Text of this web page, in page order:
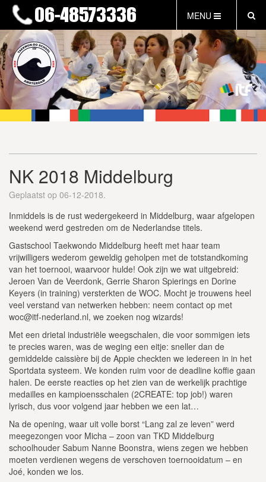
MENU
HOME
NIEUWS
LESTIJDEN & TARIEVEN
INFORMATIE
WAT IS TAEKWON-DO?
FAQ
INLOG LEDEN
EVENEMENTEN
NK 2018 Middelburg
Geplaatst op 06-12-2018.
Inmiddels is de rust wedergekeerd in Middelburg, waar afgelopen
weekend werd gestreden om de Nederlandse titels.
Gastschool Taekwondo Middelburg heeft met haar team
vrijwilligers wederom geweldig geholpen met de totstandkoming
van het toernooi, waarvoor hulde! Ook zijn we wat uitgebreid:
Jeroen Van de Veerdonk, Gerrie Sharon Spierings en Dorine
Keyers (in training) versterkten de WOC. Mocht je trouwens heel
veel verstand van netwerken hebben: neem contact op met
woc@itf-nederland.nl, we zoeken nog wizards!
Met een drietal industriële weegschalen, die voor sommigen iets
te precies waren, was de weging een eitje: sneller dan de
gemiddelde caissière bij de Appie checkten we iedereen in in het
Sportdata systeem. We konden ruim voor de deadline koffie gaan
halen. De eerste reacties op het zien van de werkelijk prachtige
medailles en kampioensschalen (2CREATE: top job!) waren
lyrisch, dus voor volgend jaar hebben we een lat…
Na de opening, waar uit volle borst “Lang zal ze leven” werd
meegezongen voor Micha – zoon van TKD Middelburg
schoolhouder Sabum Nanne Boonstra, wiens zegen we hebben
moeten verdienen wegens de verschoven toernooidatum – en
Joé, konden we los.